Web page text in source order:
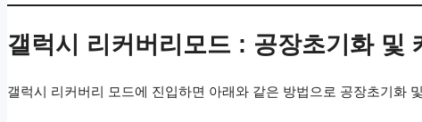
갤럭시 리커버리모드 : 공장초기화 및
갤럭시 리커버리 모드에 진입하면 아래와 같은 방법으로 공장초기화